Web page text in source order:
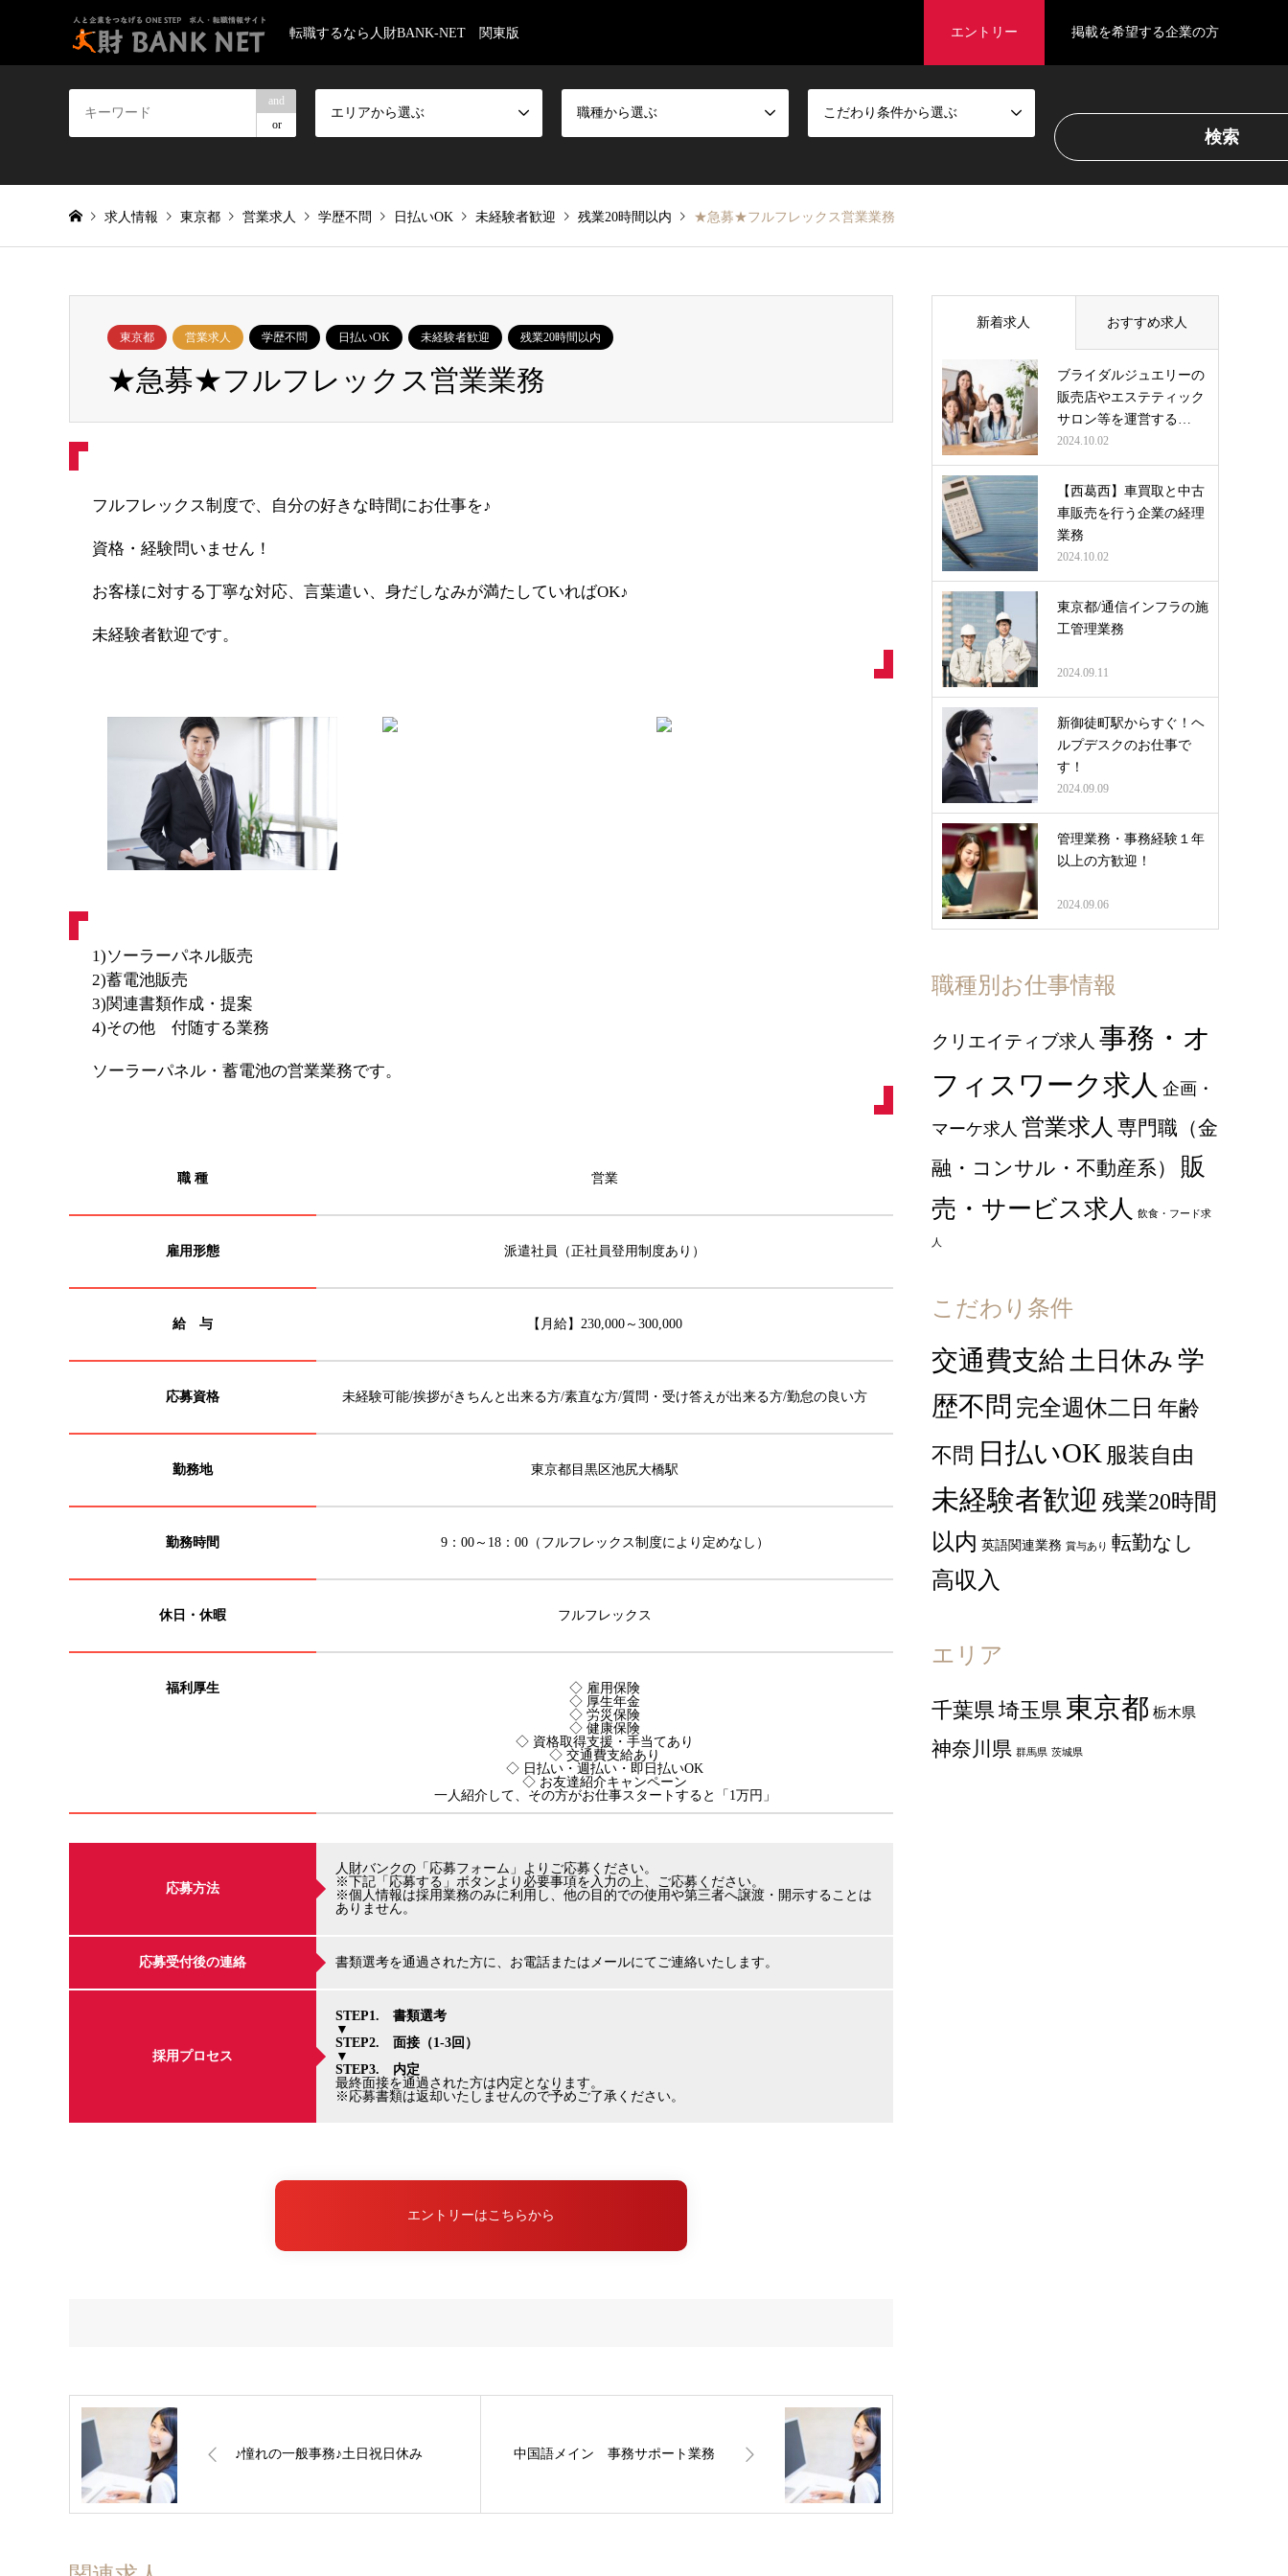
転職するなら人財BANK-NET 関東版 エントリー 掲載を希望する企業の方
and
or
エリアから選ぶ 職種から選ぶ こだわり条件から選ぶ
求人情報 東京都 営業求人 学歴不問 日払いOK 未経験者歓迎 残業20時間以内 ★急募★フルフレックス営業業務
東京都 営業求人 学歴不問 日払いOK 未経験者歓迎 残業20時間以内
★急募★フルフレックス営業業務
フルフレックス制度で、自分の好きな時間にお仕事を♪
資格・経験問いません！
お客様に対する丁寧な対応、言葉遣い、身だしなみが満たしていればOK♪
未経験者歓迎です。
1)ソーラーパネル販売
2)蓄電池販売
3)関連書類作成・提案
4)その他 付随する業務
ソーラーパネル・蓄電池の営業業務です。
職 種 営業
雇用形態 派遣社員（正社員登用制度あり）
給 与 【月給】230,000～300,000
応募資格 未経験可能/挨拶がきちんと出来る方/素直な方/質問・受け答えが出来る方/勤怠の良い方
勤務地 東京都目黒区池尻大橋駅
勤務時間 9：00～18：00（フルフレックス制度により定めなし）
休日・休暇 フルフレックス
福利厚生
◇ 雇用保険
◇ 厚生年金
◇ 労災保険
◇ 健康保険
◇ 資格取得支援・手当てあり
◇ 交通費支給あり
◇ 日払い・週払い・即日払いOK
◇ お友達紹介キャンペーン
一人紹介して、その方がお仕事スタートすると「1万円」
応募方法
人財バンクの「応募フォーム」よりご応募ください。
※下記「応募する」ボタンより必要事項を入力の上、ご応募ください。
※個人情報は採用業務のみに利用し、他の目的での使用や第三者へ譲渡・開示することは
ありません。
応募受付後の連絡 書類選考を通過された方に、お電話またはメールにてご連絡いたします。
採用プロセス
STEP1. 書類選考
▼
STEP2. 面接（1-3回）
▼
STEP3. 内定
最終面接を通過された方は内定となります。
※応募書類は返却いたしませんので予めご了承ください。
エントリーはこちらから
♪憧れの一般事務♪土日祝日休み 中国語メイン 事務サポート業務
新着求人 おすすめ求人
ブライダルジュエリーの
販売店やエステティック
サロン等を運営する…
2024.10.02
【西葛西】車買取と中古
車販売を行う企業の経理
業務
2024.10.02
東京都/通信インフラの施
工管理業務
2024.09.11
新御徒町駅からすぐ！ヘ
ルプデスクのお仕事で
す！
2024.09.09
管理業務・事務経験１年
以上の方歓迎！
2024.09.06
職種別お仕事情報
クリエイティブ求人 事務・オ
フィスワーク求人 企画・
マーケ求人 営業求人 専門職（金
融・コンサル・不動産系）
販
売・サービス求人
飲食・フード求
人
こだわり条件
交通費支給土日休み 学
歴不問 完全週休二日 年齢
不問 日払いOK 服装自由
未経験者歓迎 残業20時間
以内 英語関連業務 賞与あり 転勤なし
高収入
エリア
千葉県埼玉県 東京都 栃木県
神奈川県 群馬県 茨城県